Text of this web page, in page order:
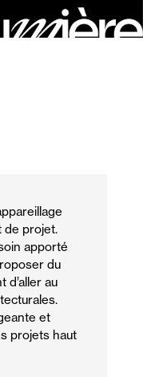
de projet.
apporté
du
au
et
projets haut